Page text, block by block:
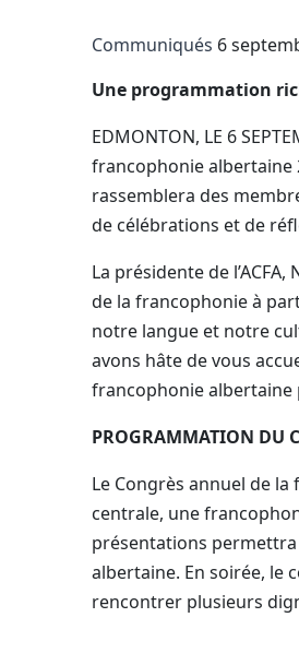
Communiqués 6
Une programmation
EDMONTON, LE 6
francophonie albertaine
rassemblera des
de célébrations et de
La présidente de
de la francophonie à
notre langue et notre
avons hâte de vous
francophonie albertaine
PROGRAMMATION DU
Le Congrès annuel de
centrale, une
présentations permettra
albertaine. En soirée, le
rencontrer plusieurs